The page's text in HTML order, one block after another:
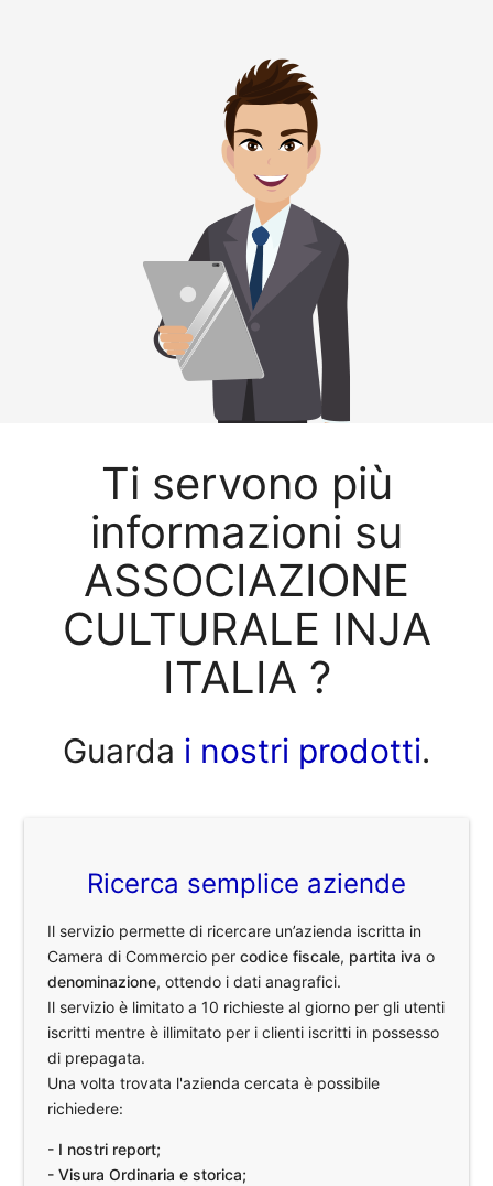
Ti servono più
informazioni su
ASSOCIAZIONE
CULTURALE INJA
ITALIA ?
Guarda i nostri prodotti.
Ricerca semplice aziende
Il servizio permette di ricercare un’azienda iscritta in
Camera di Commercio percodice fiscale, partita iva o
denominazione, ottendo i dati anagrafici.
Il servizio è limitato a 10 richieste al giorno per gli utenti
iscritti mentre è illimitato per i clienti iscritti in possesso
di prepagata.
Una volta trovata l'azienda cercata è possibile
richiedere:
- I nostri report;
- Visura Ordinaria e storica;